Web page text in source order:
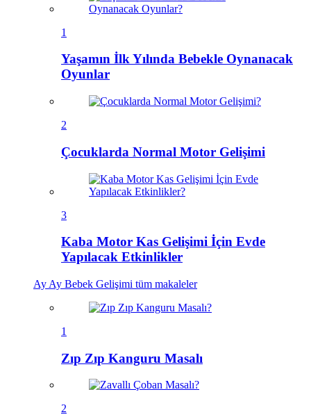
1
Yaşamın İlk Yılında Bebekle Oynanacak
Oyunlar
2
Çocuklarda Normal Motor Gelişimi
3
Kaba Motor Kas Gelişimi İçin Evde
Yapılacak Etkinlikler
Ay Ay Bebek Gelişimi tüm makaleler
1
Zıp Zıp Kanguru Masalı
2